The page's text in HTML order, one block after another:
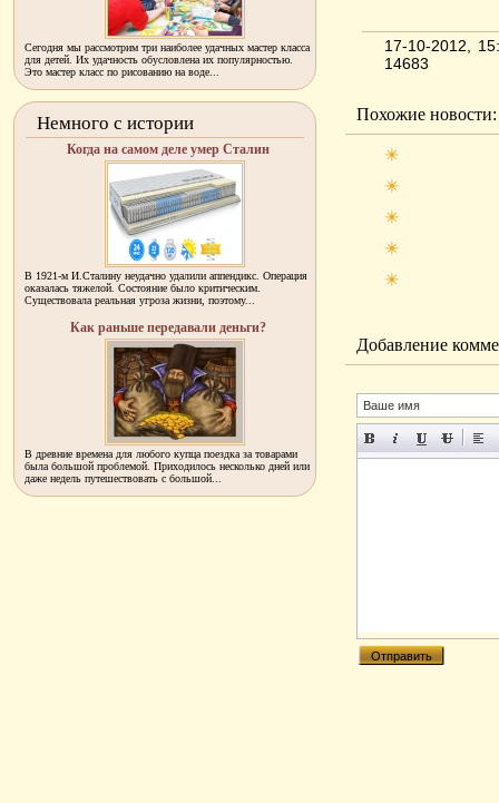
17-10-2012,
14683
Похожие новости:
Добавление
Сегодня мы рассмотрим три наиболее удачных мастер класса
для детей. Их удачность обусловлена их популярностью.
Это мастер класс по рисованию на воде...
Немного с истории
Когда на самом деле умер Сталин
В 1921-м И.Сталину неудачно удалили аппендикс. Операция
оказалась тяжелой. Состояние было критическим.
Существовала реальная угроза жизни, поэтому...
Как раньше передавали деньги?
В древние времена для любого купца поездка за товарами
была большой проблемой. Приходилось несколько дней или
даже недель путешествовать с большой...